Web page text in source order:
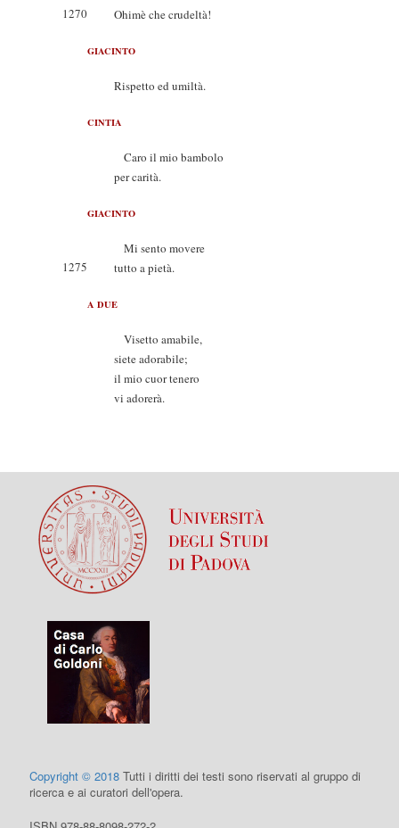
1270 Ohimè che crudeltà!
GIACINTO
Rispetto ed umiltà.
CINTIA
Caro il mio bambolo
per carità.
GIACINTO
Mi sento movere
1275
tutto a pietà.
A DUE
Visetto amabile,
siete adorabile;
il mio cuor tenero
vi adorerà.
Copyright © 2018 Tutti i diritti dei testi sono riservati al gruppo di
ricerca e ai curatori dell'opera.